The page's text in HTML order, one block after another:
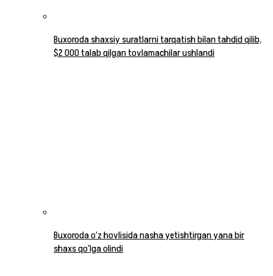
Buxoroda shaxsiy suratlarni tarqatish bilan tahdid qilib,
$2 000 talab qilgan tovlamachilar ushlandi
Buxoroda o‘z hovlisida nasha yetishtirgan yana bir
shaxs qo‘lga olindi